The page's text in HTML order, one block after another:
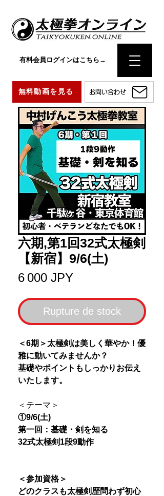
お問い合わせ
無料動画を見る
有料会員ログインはこちら→
六期,第1回32式太極剣
【新宿】9/6(土)
6 000 JPYPrix
Rupture de stock
＜6期＞太極剣は美しく華やか！優
雅に動いてみませんか？
基礎やポイントもしっかりお伝え
いたします。
＜テーマ＞
①9/6(土)
第一回：基礎・剣を知る
32式太極剣1段9動作
＜参加資格＞
どのクラスも太極剣歴問わず初心